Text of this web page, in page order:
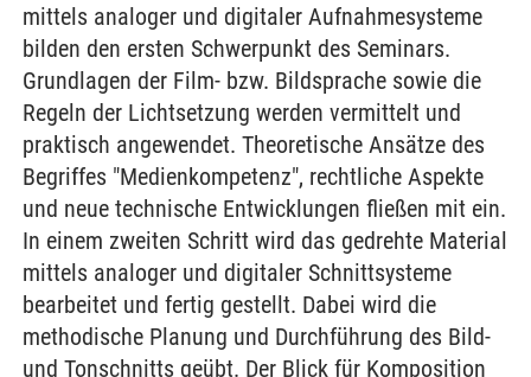
mittels analoger und digitaler Aufnahmesysteme
bilden den ersten Schwerpunkt des Seminars.
Grundlagen der Film- bzw. Bildsprache sowie die
Regeln der Lichtsetzung werden vermittelt und
praktisch angewendet. Theoretische Ansätze des
Begriffes "Medienkompetenz", rechtliche Aspekte
und neue technische Entwicklungen fließen mit ein.
In einem zweiten Schritt wird das gedrehte Material
mittels analoger und digitaler Schnittsysteme
bearbeitet und fertig gestellt. Dabei wird die
methodische Planung und Durchführung des Bild-
und Tonschnitts geübt. Der Blick für Komposition